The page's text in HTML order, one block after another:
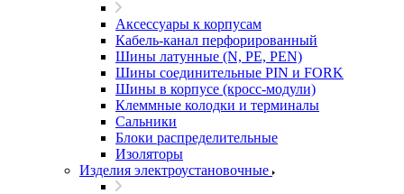
Аксессуары к корпусам
Кабель-канал перфорированный
Шины латунные (N, PE, PEN)
Шины соединительные PIN и FORK
Шины в корпусе (кросс-модули)
Клеммные колодки и терминалы
Сальники
Блоки распределительные
Изоляторы
Изделия электроустановочные